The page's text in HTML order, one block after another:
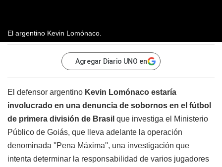
El argentino Kevin Lomónaco.
Agregar Diario UNO en
El defensor argentino Kevin Lomónaco estaría
involucrado en una denuncia de sobornos en el fútbol
de primera división de Brasil que investiga el Ministerio
Público de Goiás, que lleva adelante la operación
denominada ''Pena Máxima'', una investigación que
intenta determinar la responsabilidad de varios jugadores